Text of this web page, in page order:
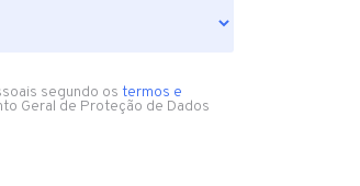
segundo os termos e
Geral de Proteção de Dados